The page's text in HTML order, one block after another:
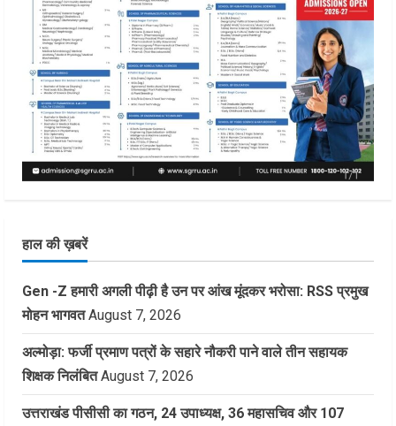
हाल की ख़बरें
Gen -Z हमारी अगली पीढ़ी है उन पर आंख मूंदकर भरोसा: RSS प्रमुख
मोहन भागवत August 7, 2026
अल्मोड़ा: फर्जी प्रमाण पत्रों के सहारे नौकरी पाने वाले तीन सहायक
शिक्षक निलंबित August 7, 2026
उत्तराखंड पीसीसी का गठन, 24 उपाध्यक्ष, 36 महासचिव और 107